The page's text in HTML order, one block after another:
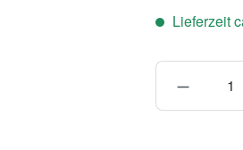
Lieferzeit
Produkt